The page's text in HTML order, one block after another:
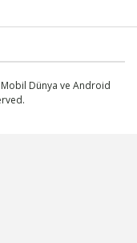
Dünya ve Android